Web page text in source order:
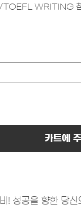
/TOEFL WRITING
카트에
! 성공을 향한 당신